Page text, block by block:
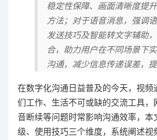
稳定性保障、画面清晰度提
方法；对于语音消息，强调
发送技巧及智能转文字辅助
合，助力用户在不同场景下
沟通，减少信息传递误差，
在数字化沟通日益普及的今天，视频
们工作、生活不可或缺的交流工具
音断续等问题时常影响沟通效率，
级、使用技巧三个维度，系统阐述